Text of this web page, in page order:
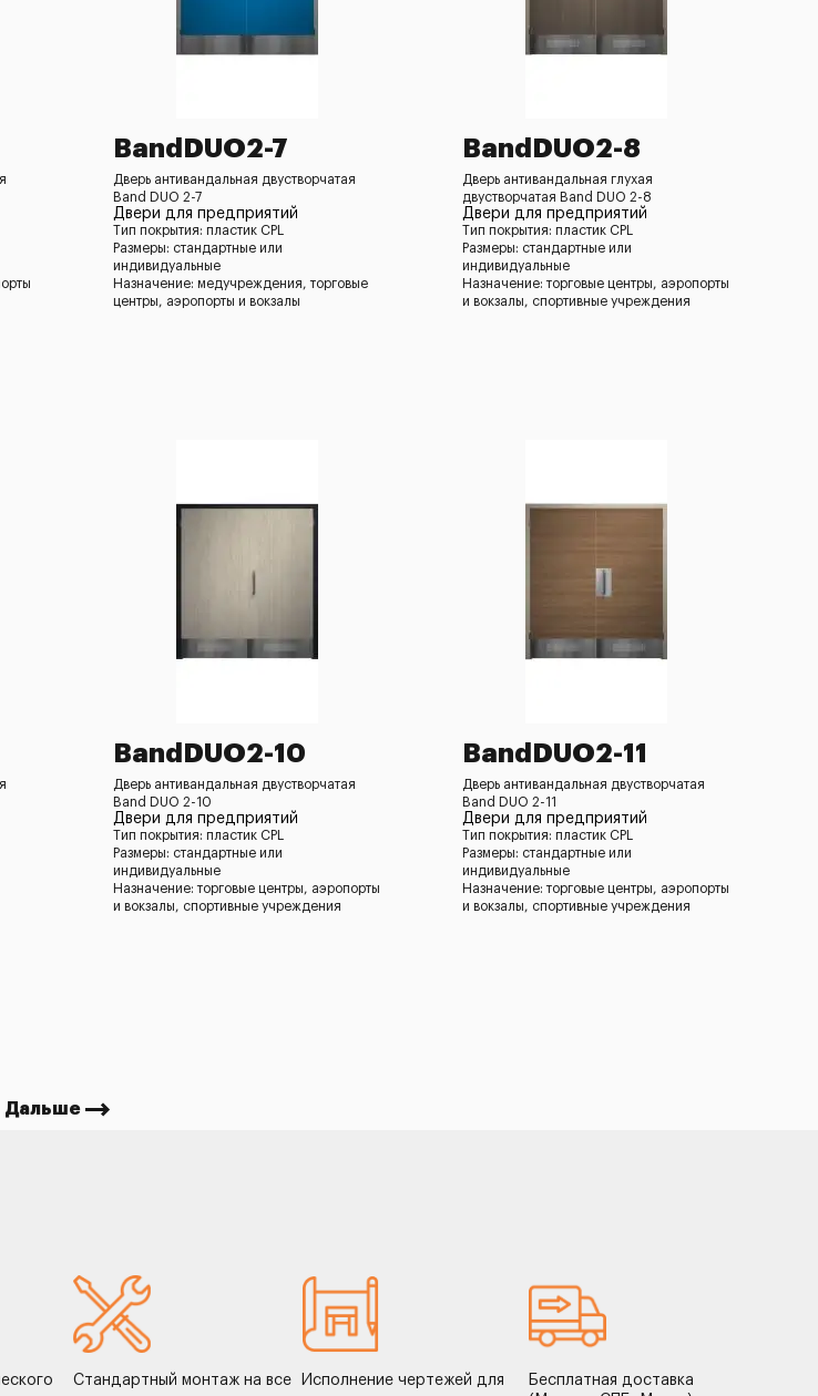
BandDUO2-7
Дверь антивандальная двустворчатая
Band DUO 2-7
Двери для предприятий
Тип покрытия: пластик CPL
Размеры: стандартные или
индивидуальные
Назначение: медучреждения, торговые
центры, аэропорты и вокзалы
BandDUO2-8
Дверь антивандальная глухая
двустворчатая Band DUO 2-8
Двери для предприятий
Тип покрытия: пластик CPL
Размеры: стандартные или
индивидуальные
Назначение: торговые центры, аэропорты
и вокзалы, спортивные учреждения
BandDUO2-10
Дверь антивандальная двустворчатая
Band DUO 2-10
Двери для предприятий
Тип покрытия: пластик CPL
Размеры: стандартные или
индивидуальные
Назначение: торговые центры, аэропорты
и вокзалы, спортивные учреждения
BandDUO2-11
Дверь антивандальная двустворчатая
Band DUO 2-11
Двери для предприятий
Тип покрытия: пластик CPL
Размеры: стандартные или
индивидуальные
Назначение: торговые центры, аэропорты
и вокзалы, спортивные учреждения
Дальше
Стандартный монтаж на все
Исполнение чертежей для
Бесплатная доставка